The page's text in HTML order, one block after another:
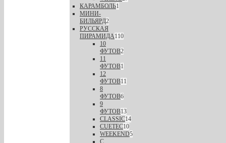
КАРАМБОЛЬ1
МИНИ-
БИЛЬЯРД2
РУССКАЯ
ПИРАМИДА110
10
ФУТОВ2
11
ФУТОВ1
12
ФУТОВ11
8
ФУТОВ6
9
ФУТОВ13
CLASSIC14
CUETEC10
WEEKEND5